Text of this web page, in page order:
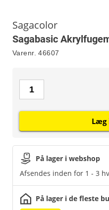
Sagacolor
Sagabasic
Varenr. 46607
På lager i webshop
Afsendes inden for 1 - 3
På lager i de fleste
Læg